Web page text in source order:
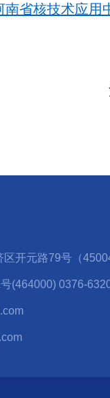
南省核技术应用
河
开元路79号（
(464000) 0376-